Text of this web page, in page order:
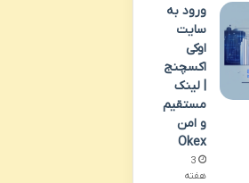
ورود به
سایت
اوکی
اکسچنج
| لینک
مستقیم
و امن
Okex
3
هفته